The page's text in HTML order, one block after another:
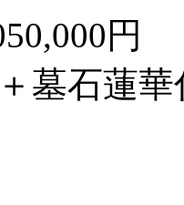
円
墓石蓮